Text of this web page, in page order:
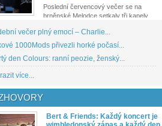
Poslední červencový večer se na
brněnské Melodce setkaly tři kapely...
večer plný emocí – Charlie...
1000Mods přivezli horké počasí...
den Colours: ranní peozie, ženský...
více...
Bert & Friends: Každý koncert je